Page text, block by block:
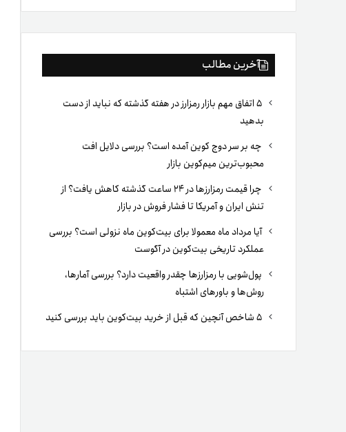
بوک
آخرین مطالب
۵ اتفاق مهم بازار رمزارز در هفته گذشته که نباید از دست
بدهید
چه بر سر دوج کوین آمده است؟ بررسی دلایل افت
محبوب‌ترین میم‌کوین بازار
چرا قیمت رمزارزها در ۲۴ ساعت گذشته کاهش یافت؟ از
تنش ایران و آمریکا تا فشار فروش در بازار
آیا مرداد ماه معمولا برای بیت‌کوین ماه نزولی است؟ بررسی
عملکرد تاریخی بیت‌کوین در آگوست
پول‌شویی با رمزارزها چقدر واقعیت دارد؟ بررسی آمارها،
روش‌ها و باورهای اشتباه